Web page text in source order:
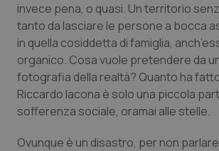
Quotidiano Oncologia
Quotidiano Pediatria
Rene & patologie urogenitali
invece pena, o quasi. Un territorio
tanto da lasciare le persone a bocca
in quella cosiddetta di famiglia,
organico. Cosa vuole pretendere da
fotografia della realtà? Quanto ha
Riccardo Iacona è solo una piccola
sofferenza sociale, oramai alle stelle.
Ovunque è un disastro, per non